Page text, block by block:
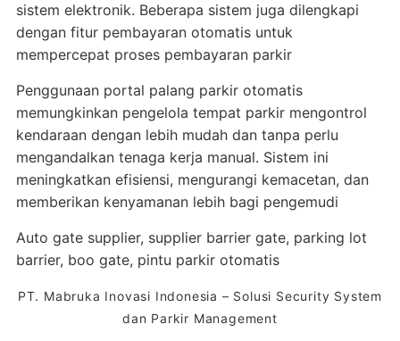
sistem elektronik. Beberapa sistem juga dilengkapi
dengan fitur pembayaran otomatis untuk
mempercepat proses pembayaran parkir
Penggunaan portal palang parkir otomatis
memungkinkan pengelola tempat parkir mengontrol
kendaraan dengan lebih mudah dan tanpa perlu
mengandalkan tenaga kerja manual. Sistem ini
meningkatkan efisiensi, mengurangi kemacetan, dan
memberikan kenyamanan lebih bagi pengemudi
Auto gate supplier, supplier barrier gate, parking lot
barrier, boo gate, pintu parkir otomatis
PT. Mabruka Inovasi Indonesia – Solusi Security System
dan Parkir Management